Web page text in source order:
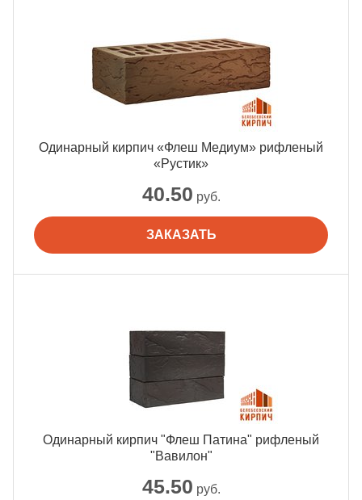
40.50 руб.
ЗАКАЗАТЬ
Одинарный кирпич «Флеш Медиум» рифленый
«Рустик»
45.50 руб.
Одинарный кирпич "Флеш Патина" рифленый
"Вавилон"